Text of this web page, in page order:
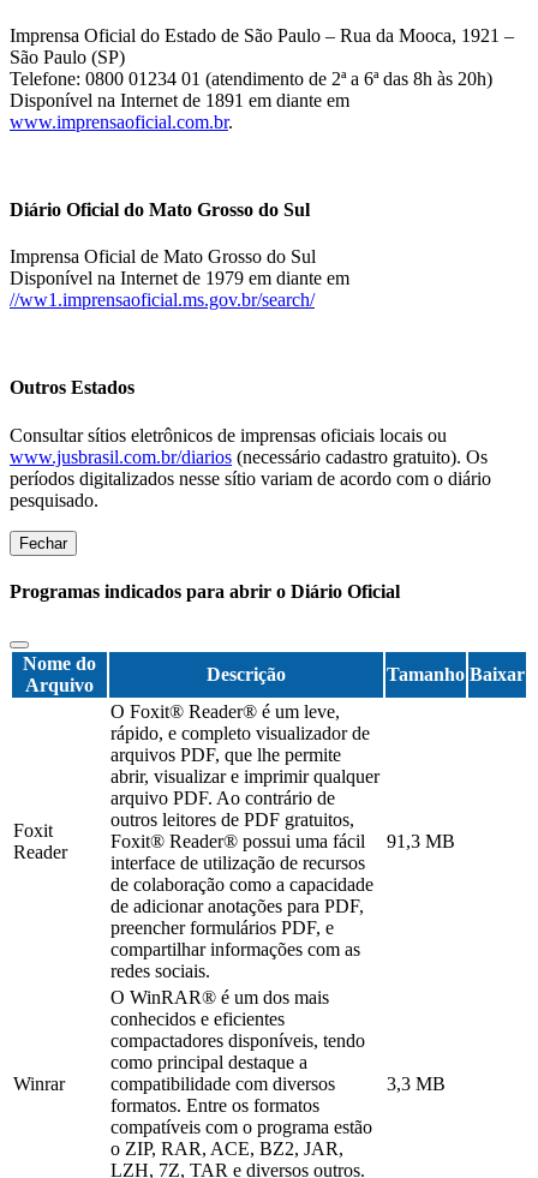
Imprensa Oficial do Estado de São Paulo – Rua da Mooca, 1921 –
São Paulo (SP)
Telefone: 0800 01234 01 (atendimento de 2ª a 6ª das 8h às 20h)
Disponível na Internet de 1891 em diante em
www.imprensaoficial.com.br.
Diário Oficial do Mato Grosso do Sul
Imprensa Oficial de Mato Grosso do Sul
Disponível na Internet de 1979 em diante em
//ww1.imprensaoficial.ms.gov.br/search/
Outros Estados
Consultar sítios eletrônicos de imprensas oficiais locais ou
www.jusbrasil.com.br/diarios (necessário cadastro gratuito). Os
períodos digitalizados nesse sítio variam de acordo com o diário
pesquisado.
Fechar
Programas indicados para abrir o Diário Oficial
Nome do
Arquivo
Descrição Tamanho Baixar
Foxit
Reader
O Foxit® Reader® é um leve,
rápido, e completo visualizador de
arquivos PDF, que lhe permite
abrir, visualizar e imprimir qualquer
arquivo PDF. Ao contrário de
outros leitores de PDF gratuitos,
Foxit® Reader® possui uma fácil
interface de utilização de recursos
de colaboração como a capacidade
de adicionar anotações para PDF,
preencher formulários PDF, e
compartilhar informações com as
redes sociais.
91,3 MB
Winrar
O WinRAR® é um dos mais
conhecidos e eficientes
compactadores disponíveis, tendo
como principal destaque a
compatibilidade com diversos
formatos. Entre os formatos
compatíveis com o programa estão
o ZIP, RAR, ACE, BZ2, JAR,
LZH, 7Z, TAR e diversos outros.
3,3 MB